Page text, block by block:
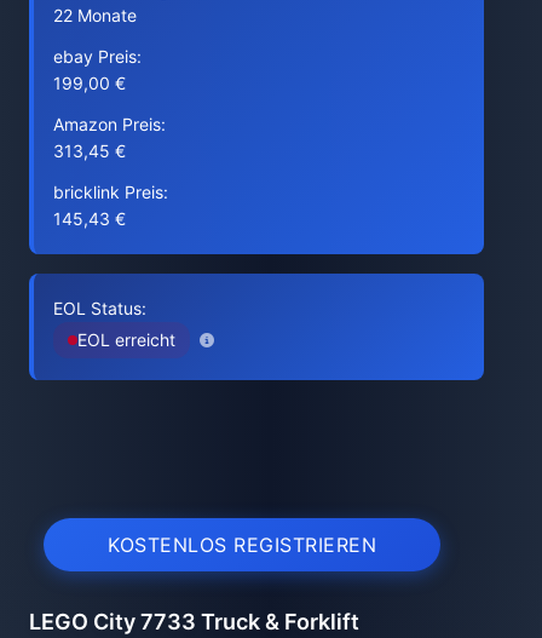
22 Monate
ebay Preis:
199,00 €
Amazon Preis:
313,45 €
bricklink Preis:
145,43 €
EOL Status:
EOL erreicht
KOSTENLOS REGISTRIEREN
LEGO City 7733 Truck & Forklift